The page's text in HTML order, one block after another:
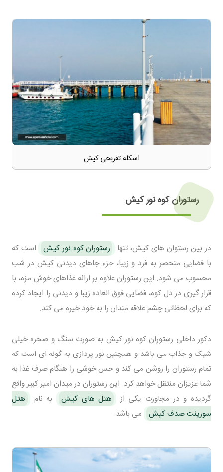
اسکله تفریحی کیش
رستوران کوه نور کیش
در بین رستوان های کیش، تنها رستوران کوه نور کیش است که
با فضایی منحصر به فرد و زیبا، جزء جاهای دیدنی کیش در شب
محسوب می شود. این رستوران علاوه بر ارائه غذاهای خوش مزه، با
قرار گیری در دل کوه، فضایی فوق العاده زیبا و دیدنی را ایجاد کرده
که برای لحظاتی چشم علاقه مندان را به خود خیره می کند.
دکور داخلی رستوران کوه نور کیش به صورت سنگ و صخره خیلی
شیک و جذاب می باشد و همچنین نور پردازی به گونه ای است که
تمام رستوران را روشن می کند و حس خوشی را هنگام صرف غذا به
شما عزیزان منتقل خواهد کرد. این رستوران در میدان امیر کبیر واقع
گردیده و در مجاورت یکی از
هتل های کیش به نام
هتل
سورینت صدف کیش می باشد.